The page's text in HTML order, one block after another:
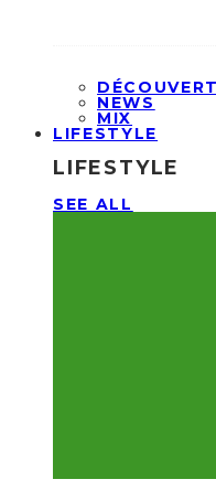
NEWS
MIX
LIFESTYLE
LIFESTYLE
SEE ALL